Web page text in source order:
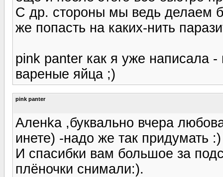
С др. стороны мы ведь делаем
же попасть на каких-нить
pink panter как я уже написала
вареные яйца ;)
pink panter
Аленka ,буквально вчера
инете) -надо же так придумать
И спасибки вам большое за
плёночки снимали:).